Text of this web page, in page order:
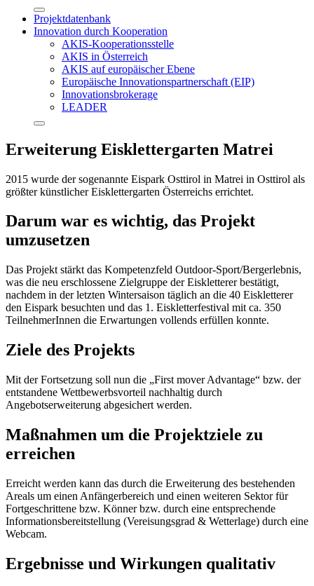
Projektdatenbank
Innovation durch Kooperation
AKIS-Kooperationsstelle
AKIS in Österreich
AKIS auf europäischer Ebene
Europäische Innovationspartnerschaft (EIP)
Innovationsbrokerage
LEADER
Erweiterung Eisklettergarten Matrei
2015 wurde der sogenannte Eispark Osttirol in Matrei in Osttirol als
größter künstlicher Eisklettergarten Österreichs errichtet.
Darum war es wichtig, das Projekt
umzusetzen
Das Projekt stärkt das Kompetenzfeld Outdoor-Sport/Bergerlebnis,
was die neu erschlossene Zielgruppe der Eiskletterer bestätigt,
nachdem in der letzten Wintersaison täglich an die 40 Eiskletterer
den Eispark besuchten und das 1. Eiskletterfestival mit ca. 350
TeilnehmerInnen die Erwartungen vollends erfüllen konnte.
Ziele des Projekts
Mit der Fortsetzung soll nun die „First mover Advantage“ bzw. der
entstandene Wettbewerbsvorteil nachhaltig durch
Angebotserweiterung abgesichert werden.
Maßnahmen um die Projektziele zu
erreichen
Erreicht werden kann das durch die Erweiterung des bestehenden
Areals um einen Anfängerbereich und einen weiteren Sektor für
Fortgeschrittene bzw. Könner bzw. durch eine entsprechende
Informationsbereitstellung (Vereisungsgrad & Wetterlage) durch eine
Webcam.
Ergebnisse und Wirkungen qualitativ